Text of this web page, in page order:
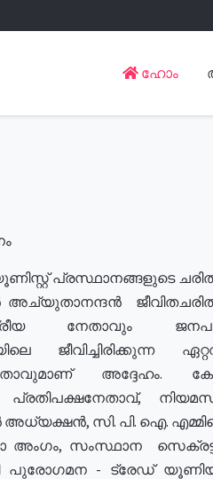
ഹോം
പ്രസ്ഥാനങ്ങളുടെ
നേതാവും
ജീവിച്ചിരിക്കുന്ന
അദ്ദേഹം.
അധ്യക്ഷൻ, സി. പി. ഐ.
സംസ്ഥാന
പുരോഗമന - ട്രേഡ്